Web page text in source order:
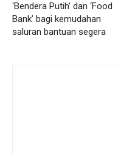
‘Bendera Putih’ dan ‘Food
Bank’ bagi kemudahan
saluran bantuan segera